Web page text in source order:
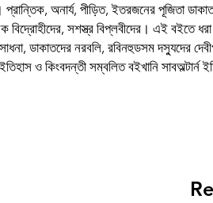
অনার্য, পীড়িত, ইতরজনের পূজিতা
বিদ্রোহীদের, সশস্ত্র বিপ্লবীদের। এই বইতে
ডাকাতদের নরবলি, রবিনহুডসম দস্যুদের
ও কিংবদন্তী সম্বলিত বইখানি সাবঅল্টার্ন